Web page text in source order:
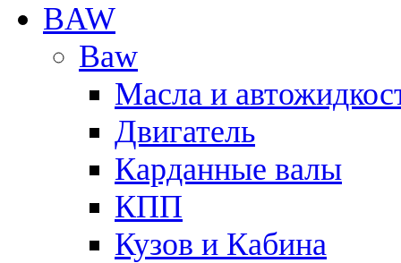
BAW
Baw
Масла и
Двигатель
Карданные валы
КПП
Кузов и Кабина